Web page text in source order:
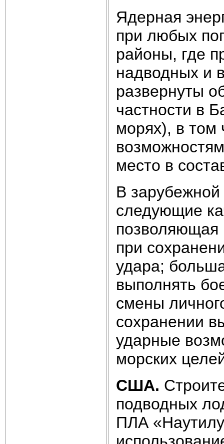
Ядерная
при любых
районы, где
надводных и
развернуты
частности в
морях), в том
место в
В
следующие
позволяющая
при
удара;
выполнять
смены
сохранении
ударные
морских
США.
подводных
ПЛА